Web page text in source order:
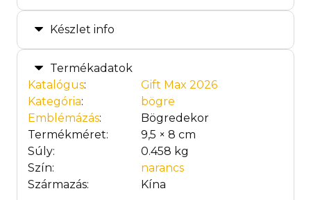
Készlet info
Termékadatok
Katalógus:
Gift Max 2026
Kategória:
bögre
Emblémázás:
Bögredekor
Termékméret:
9,5 × 8 cm
Súly:
0.458 kg
Szín:
narancs
Származás:
Kína